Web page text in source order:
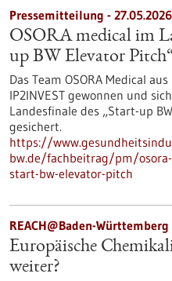
Pressemitteilung - 27.05.2026
OSORA medical im
up BW Elevator
Das Team OSORA Medical
IP2INVEST gewonnen und
Landesfinale des „Start-up
gesichert.
https://
bw.de/fachbeitrag/pm/
start-bw-elevator-pitch
REACH@Baden-Württemberg
Europäische
weiter?